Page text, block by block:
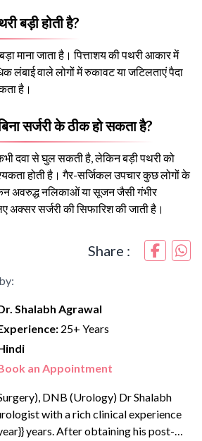
बड़ी होती है?
बड़ा माना जाता है। पित्ताशय की पथरी आकार में
लंबाई वाले लोगों में रुकावट या जटिलताएं पैदा
है।
सर्जरी के ठीक हो सकता है?
दवा से घुल सकती है, लेकिन बड़ी पथरी को
होती है। गैर-सर्जिकल उपचार कुछ लोगों के
अवरुद्ध नलिकाओं या सूजन जैसी गंभीर
सर्जरी की सिफारिश की जाती है।
Share :
Shalabh Agrawal
25+ Years
an Appointment
DNB (Urology) Dr Shalabh
with a rich clinical experience
years. After obtaining his post-